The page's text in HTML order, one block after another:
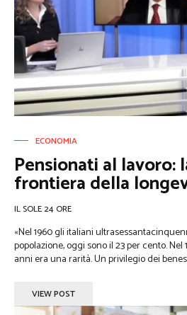
ECONOMIA
Pensionati al lavoro:
frontiera della
IL SOLE 24 ORE
«Nel 1960 gli italiani
popolazione, oggi sono il 23 per cento.
anni era una rarità. Un privilegio dei
VIEW POST